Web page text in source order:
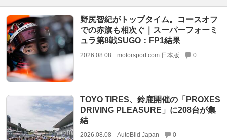
野尻智紀がトップタイム。コースオフ
での赤旗も相次ぐ｜スーパーフォーミ
ュラ第8戦SUGO：FP1結果
2026.08.08 motorsport.com 日本版 0
TOYO TIRES、鈴鹿開催の「PROXES
DRIVING PLEASURE」に208台が集
結
2026.08.08 AutoBild Japan 0